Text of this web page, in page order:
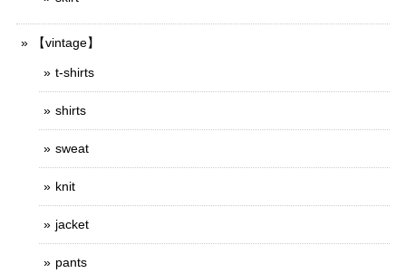
【vintage】
t-shirts
shirts
sweat
knit
jacket
pants